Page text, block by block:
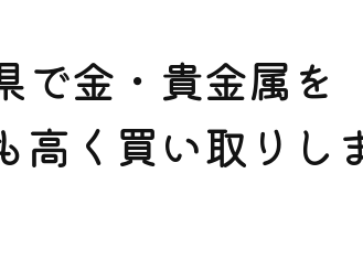
で金・貴金属を
高く買い取りし